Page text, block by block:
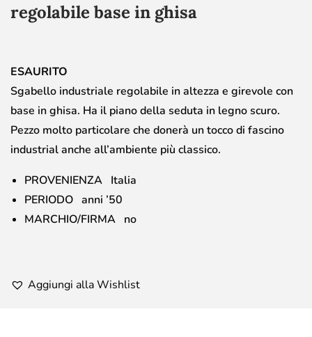
regolabile base in ghisa
ESAURITO
Sgabello industriale regolabile in altezza e girevole con
base in ghisa. Ha il piano della seduta in legno scuro.
Pezzo molto particolare che donerà un tocco di fascino
industrial anche all’ambiente più classico.
PROVENIENZA Italia
PERIODO anni ’50
MARCHIO/FIRMA no
Aggiungi alla Wishlist